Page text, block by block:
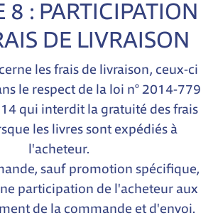
8 : PARTICIPATION
DE LIVRAISON
les frais de livraison, ceux-ci
le respect de la loi n° 2014-779
qui interdit la gratuité des frais
les livres sont expédiés à
l'acheteur.
sauf promotion spécifique,
participation de l'acheteur aux
de la commande et d'envoi.